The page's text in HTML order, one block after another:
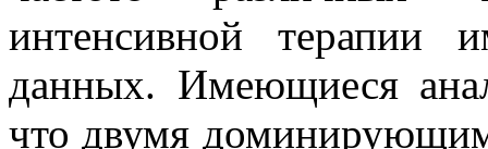
интенсивной терапии
данных. Имеющиеся
что двумя